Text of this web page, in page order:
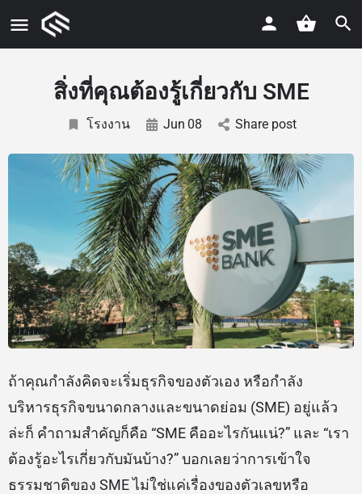
สิ่งที่คุณต้องรู้เกี่ยวกับ SME
โรงงาน Jun 08 Share post
ถ้าคุณกำลังคิดจะเริ่มธุรกิจของตัวเอง หรือกำลัง
บริหารธุรกิจขนาดกลางและขนาดย่อม (SME) อยู่แล้ว
ล่ะก็ คำถามสำคัญก็คือ “SME คืออะไรกันแน่?” และ “เรา
ต้องรู้อะไรเกี่ยวกับมันบ้าง?” บอกเลยว่าการเข้าใจ
ธรรมชาติของ SME ไม่ใช่แค่เรื่องของตัวเลขหรือ